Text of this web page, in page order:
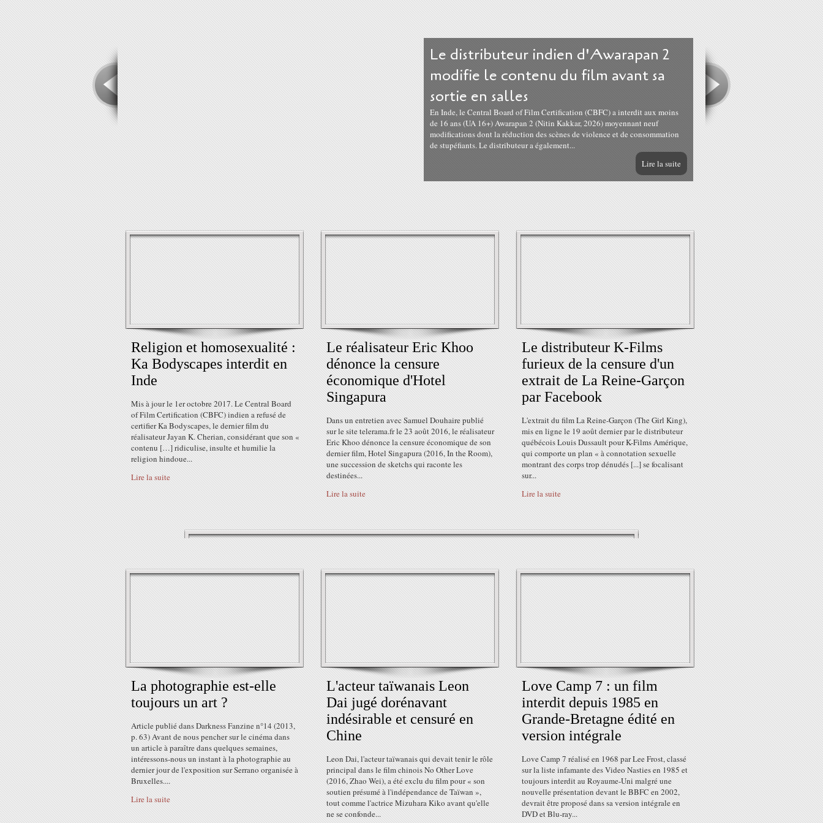
Le distributeur indien d'Awarapan 2
modifie le contenu du film avant sa
sortie en salles
En Inde, le Central Board of Film Certification (CBFC) a interdit aux moins
de 16 ans (UA 16+) Awarapan 2 (Nitin Kakkar, 2026) moyennant neuf
modifications dont la réduction des scènes de violence et de consommation
de stupéfiants. Le distributeur a également...
Lire la suite
Religion et homosexualité :
Ka Bodyscapes interdit en
Inde
Mis à jour le 1er octobre 2017. Le Central Board
of Film Certification (CBFC) indien a refusé de
certifier Ka Bodyscapes, le dernier film du
réalisateur Jayan K. Cherian, considérant que son «
contenu […] ridiculise, insulte et humilie la
religion hindoue...
Lire la suite
Le réalisateur Eric Khoo
dénonce la censure
économique d'Hotel
Singapura
Dans un entretien avec Samuel Douhaire publié
sur le site telerama.fr le 23 août 2016, le réalisateur
Eric Khoo dénonce la censure économique de son
dernier film, Hotel Singapura (2016, In the Room),
une succession de sketchs qui raconte les
destinées...
Lire la suite
Le distributeur K-Films
furieux de la censure d'un
extrait de La Reine-Garçon
par Facebook
L'extrait du film La Reine-Garçon (The Girl King),
mis en ligne le 19 août dernier par le distributeur
québécois Louis Dussault pour K-Films Amérique,
qui comporte un plan « à connotation sexuelle
montrant des corps trop dénudés [...] se focalisant
sur...
Lire la suite
La photographie est-elle
toujours un art ?
Article publié dans Darkness Fanzine n°14 (2013,
p. 63) Avant de nous pencher sur le cinéma dans
un article à paraître dans quelques semaines,
intéressons-nous un instant à la photographie au
dernier jour de l'exposition sur Serrano organisée à
Bruxelles....
Lire la suite
L'acteur taïwanais Leon
Dai jugé dorénavant
indésirable et censuré en
Chine
Leon Dai, l'acteur taïwanais qui devait tenir le rôle
principal dans le film chinois No Other Love
(2016, Zhao Wei), a été exclu du film pour « son
soutien présumé à l'indépendance de Taïwan »,
tout comme l'actrice Mizuhara Kiko avant qu'elle
ne se confonde...
Love Camp 7 : un film
interdit depuis 1985 en
Grande-Bretagne édité en
version intégrale
Love Camp 7 réalisé en 1968 par Lee Frost, classé
sur la liste infamante des Video Nasties en 1985 et
toujours interdit au Royaume-Uni malgré une
nouvelle présentation devant le BBFC en 2002,
devrait être proposé dans sa version intégrale en
DVD et Blu-ray...